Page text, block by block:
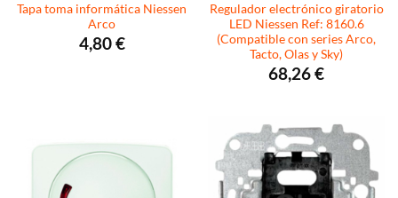
Tapa toma informática Niessen
Arco
4,80€
Regulador electrónico giratorio
LED Niessen Ref: 8160.6
(Compatible con series Arco,
Tacto, Olas y Sky)
68,26€